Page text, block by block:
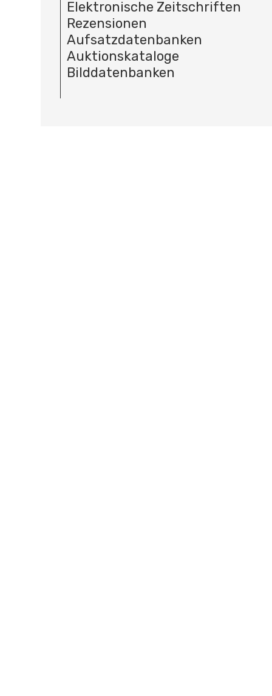
Elektronische Zeitschriften
Rezensionen
Aufsatzdatenbanken
Auktionskataloge
Bilddatenbanken